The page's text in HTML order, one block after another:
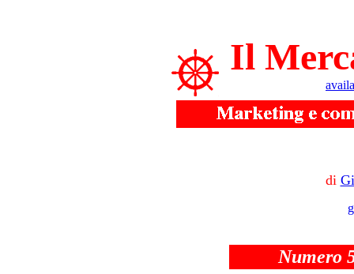
Il
di
Numero